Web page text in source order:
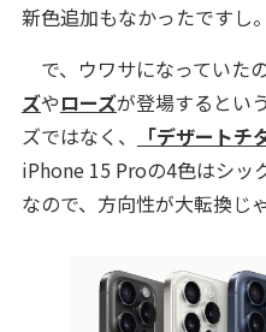
新色追加もなかったですし。
で、ウワサになっていた
ズやローズが登場するとい
ズではなく、
「デザート
iPhone 15 Proの4色はシッ
なので、方向性が大転換じ